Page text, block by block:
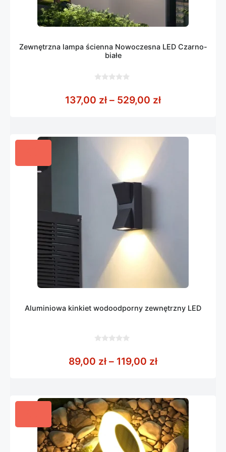
Zewnętrzna lampa ścienna Nowoczesna LED Czarno-
białe
5
137,00 zł – 529,00 złZakres cen:
Aluminiowa kinkiet wodoodporny zewnętrzny LED
5
89,00 zł – 119,00 złZakres cen: